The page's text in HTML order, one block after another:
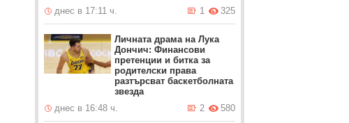
днес в 17:11 ч.
325
1
Личната драма на Лука
Дончич: Финансови
претенции и битка за
родителски права
разтърсват баскетболната
звезда
днес в 16:48 ч.
580
2